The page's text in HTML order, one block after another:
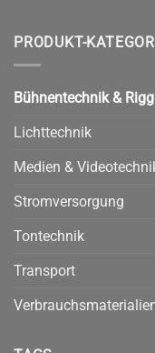
PRODUKT-
Bühnentechnik &
Lichttechnik
Medien &
Stromversorgung
Tontechnik
Transport